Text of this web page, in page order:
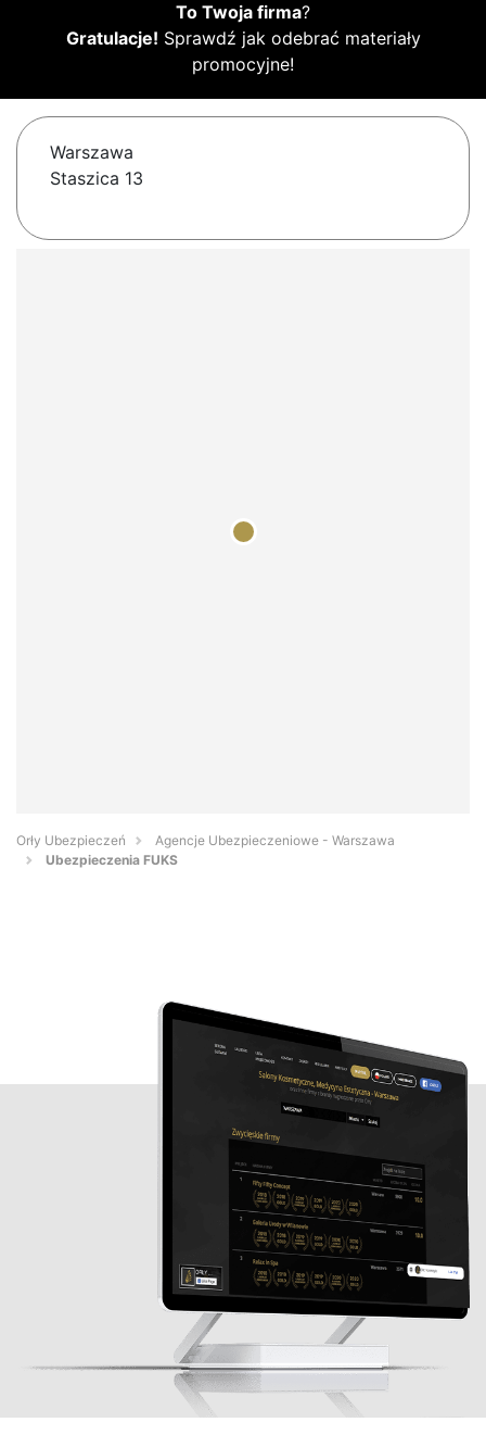
To Twoja firma?
Gratulacje! Sprawdź jak odebrać materiały
promocyjne!
Warszawa
Staszica 13
Orły Ubezpieczeń
Agencje Ubezpieczeniowe - Warszawa
Ubezpieczenia FUKS